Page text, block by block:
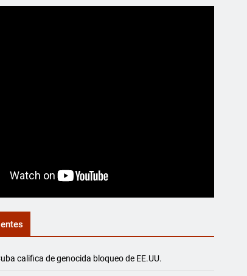
califica de genocida bloqueo de EE.UU.